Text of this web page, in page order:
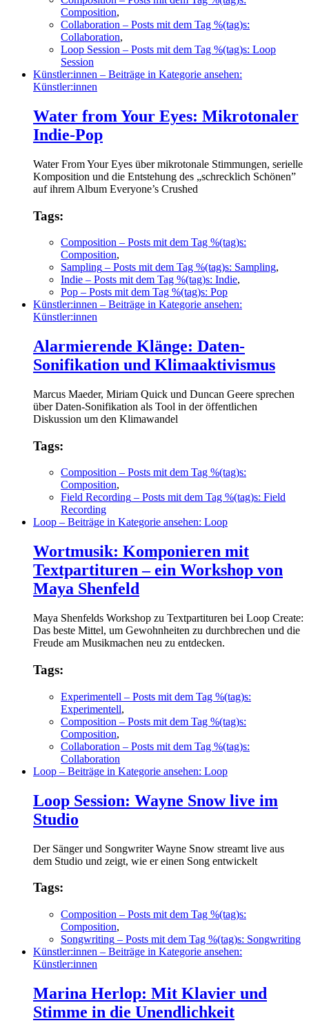
Composition,
Collaboration – Posts mit dem Tag %(tag)s:
Collaboration,
Loop Session – Posts mit dem Tag %(tag)s: Loop
Session
Künstler:innen – Beiträge in Kategorie ansehen:
Künstler:innen
Water from Your Eyes: Mikrotonaler
Indie-Pop
Water From Your Eyes über mikrotonale Stimmungen, serielle
Komposition und die Entstehung des „schrecklich Schönen”
auf ihrem Album Everyone’s Crushed
Tags:
Composition – Posts mit dem Tag %(tag)s:
Composition,
Sampling – Posts mit dem Tag %(tag)s: Sampling,
Indie – Posts mit dem Tag %(tag)s: Indie,
Pop – Posts mit dem Tag %(tag)s: Pop
Künstler:innen – Beiträge in Kategorie ansehen:
Künstler:innen
Alarmierende Klänge: Daten-
Sonifikation und Klimaaktivismus
Marcus Maeder, Miriam Quick und Duncan Geere sprechen
über Daten-Sonifikation als Tool in der öffentlichen
Diskussion um den Klimawandel
Tags:
Composition – Posts mit dem Tag %(tag)s:
Composition,
Field Recording – Posts mit dem Tag %(tag)s: Field
Recording
Loop – Beiträge in Kategorie ansehen: Loop
Wortmusik: Komponieren mit
Textpartituren – ein Workshop von
Maya Shenfeld
Maya Shenfelds Workshop zu Textpartituren bei Loop Create:
Das beste Mittel, um Gewohnheiten zu durchbrechen und die
Freude am Musikmachen neu zu entdecken.
Tags:
Experimentell – Posts mit dem Tag %(tag)s:
Experimentell,
Composition – Posts mit dem Tag %(tag)s:
Composition,
Collaboration – Posts mit dem Tag %(tag)s:
Collaboration
Loop – Beiträge in Kategorie ansehen: Loop
Loop Session: Wayne Snow live im
Studio
Der Sänger und Songwriter Wayne Snow streamt live aus
dem Studio und zeigt, wie er einen Song entwickelt
Tags:
Composition – Posts mit dem Tag %(tag)s:
Composition,
Songwriting – Posts mit dem Tag %(tag)s: Songwriting
Künstler:innen – Beiträge in Kategorie ansehen:
Künstler:innen
Marina Herlop: Mit Klavier und
Stimme in die Unendlichkeit